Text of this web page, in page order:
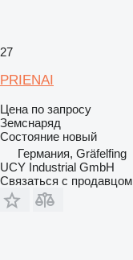
27
PRIENAI
Цена по запросу
Земснаряд
Состояние новый
Германия, Gräfelfing
UCY Industrial GmbH
Связаться с продавцом